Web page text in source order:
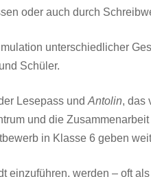
oder auch durch
unterschiedlicher
Schüler.
Lesepass und Antolin, das
und die
in Klasse 6 geben
werden – oft